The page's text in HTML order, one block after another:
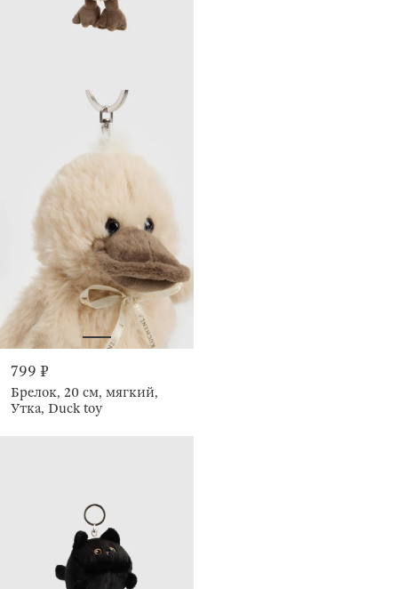
799 ₽
Брелок, 20 см, мягкий,
Утка, Duck toy